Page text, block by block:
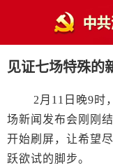
见证七场特殊的
2月11日晚9时
场新闻发布会刚刚
开始刷屏，让希望
跃欲试的脚步。